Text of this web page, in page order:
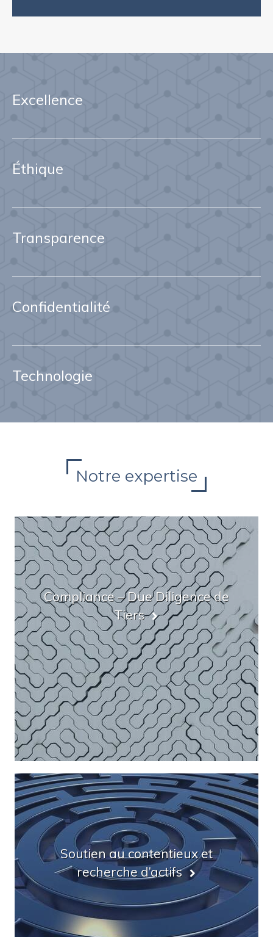
Excellence
Éthique
Transparence
Confidentialité
Technologie
Notre expertise
Compliance – Due Diligence de
Tiers
Soutien au contentieux et
recherche d’actifs